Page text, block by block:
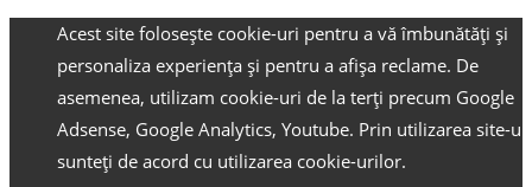
Acest site folosește cookie-uri pentru a vă îmbunătăți și
personaliza experiența și pentru a afișa reclame. De
asemenea, utilizam cookie-uri de la terți precum Google
Adsense, Google Analytics, Youtube. Prin utilizarea site-
sunteți de acord cu utilizarea cookie-urilor.